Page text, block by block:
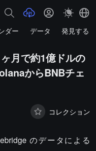
ダー データ 発見する
月で約1億ドルの
からBNBチェ
コレクション
のデータによる